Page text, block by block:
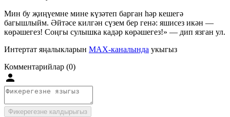
Мин бу җиңүемне мине күзәтеп барган һәр кешегә
багышлыйм. Әйтәсе килгән сүзем бер генә: яшисез икән —
көрәшегез! Соңгы сулышка кадәр көрәшегез!» — дип язган ул.
Интертат яңалыкларын MAX-каналында укыгыз
Комментарийлар (0)
Фикерегезне калдырыгыз